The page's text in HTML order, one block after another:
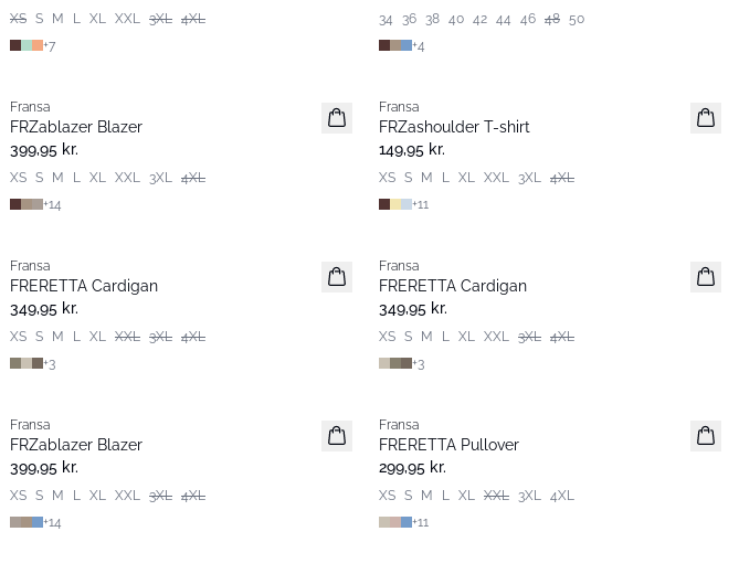
XS S M L XL XXL 3XL 4XL
+7
34 36 38 40 42 44 46 48 50
+4
Nyhed
Fransa
FRZablazer Blazer
399,95 kr.
XS S M L XL XXL 3XL 4XL
+14
Nyhed
Fransa
FRZashoulder T-shirt
149,95 kr.
XS S M L XL XXL 3XL 4XL
+11
Nyhed
Fransa
FRERETTA Cardigan
349,95 kr.
XS S M L XL XXL 3XL 4XL
+3
Nyhed
Fransa
FRERETTA Cardigan
349,95 kr.
XS S M L XL XXL 3XL 4XL
+3
Nyhed
Fransa
FRZablazer Blazer
399,95 kr.
XS S M L XL XXL 3XL 4XL
+14
Nyhed
Fransa
FRERETTA Pullover
299,95 kr.
XS S M L XL XXL 3XL 4XL
+11